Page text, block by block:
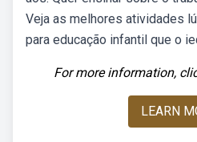
Veja as melhores atividades
para educação infantil que o
For more information,
LEARN